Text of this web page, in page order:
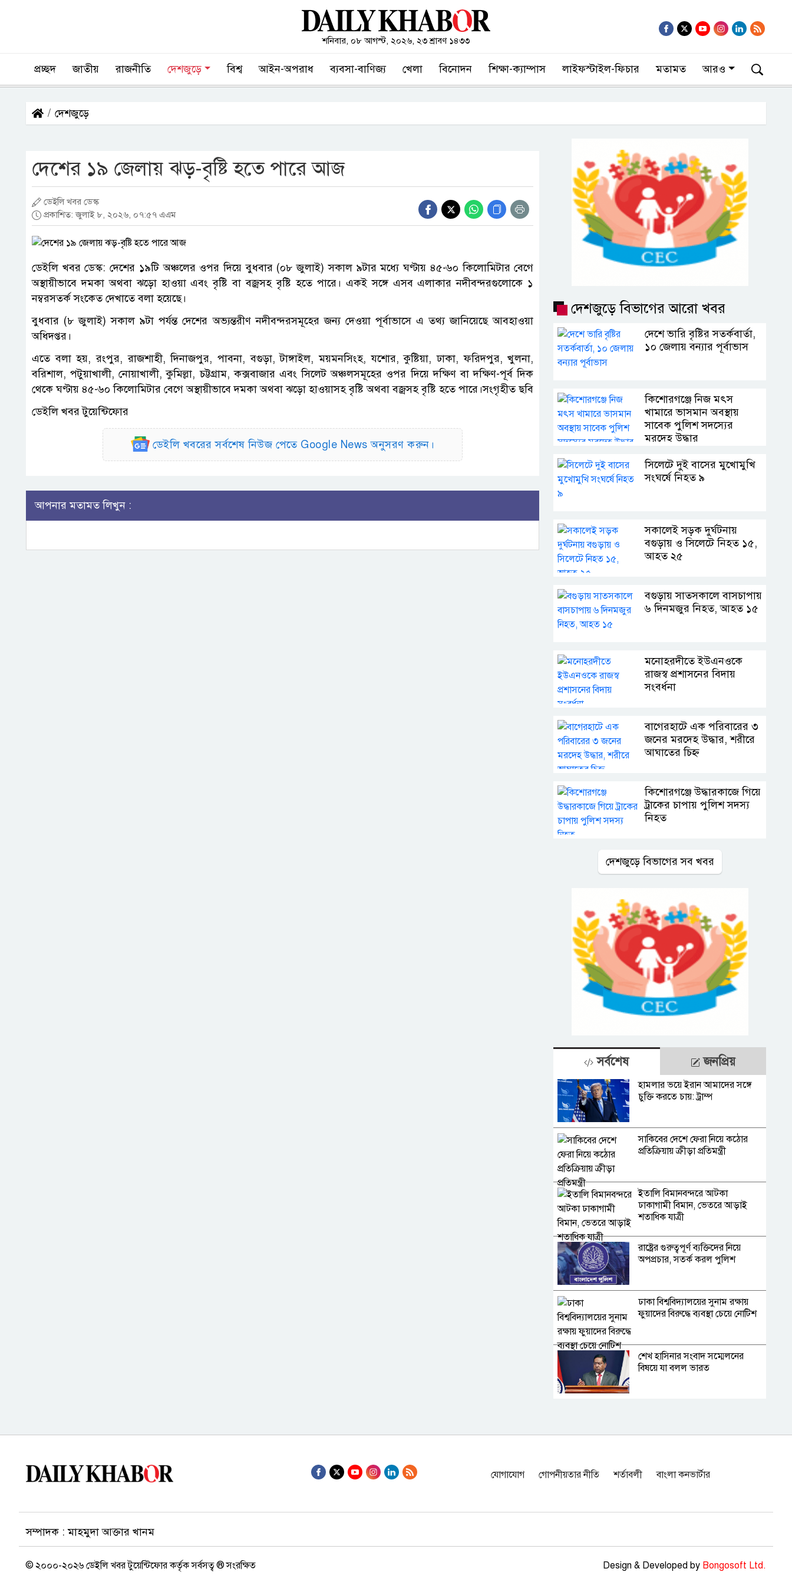
শনিবার, ০৮ আগস্ট, ২০২৬, ২৩ শ্রাবণ ১৪৩৩
প্রচ্ছদ জাতীয় রাজনীতি দেশজুড়ে বিশ্ব আইন-অপরাধ ব্যবসা-বাণিজ্য খেলা বিনোদন শিক্ষা-ক্যাম্পাস লাইফস্টাইল-ফিচার মতামত আরও
দেশজুড়ে
দেশের ১৯ জেলায় ঝড়-বৃষ্টি হতে পারে আজ
ডেইলি খবর ডেস্ক
প্রকাশিত: জুলাই ৮, ২০২৬, ০৭:৫৭ এএম
ডেইলি খবর ডেস্ক: দেশের ১৯টি অঞ্চলের ওপর দিয়ে বুধবার (০৮ জুলাই) সকাল ৯টার মধ্যে ঘণ্টায় ৪৫-৬০ কিলোমিটার বেগে
অস্থায়ীভাবে দমকা অথবা ঝড়ো হাওয়া এবং বৃষ্টি বা বজ্রসহ বৃষ্টি হতে পারে। একই সঙ্গে এসব এলাকার নদীবন্দরগুলোকে ১
নম্বরসতর্ক সংকেত দেখাতে বলা হয়েছে।
বুধবার (৮ জুলাই) সকাল ৯টা পর্যন্ত দেশের অভ্যন্তরীণ নদীবন্দরসমূহের জন্য দেওয়া পূর্বাভাসে এ তথ্য জানিয়েছে আবহাওয়া
অধিদপ্তর।
এতে বলা হয়, রংপুর, রাজশাহী, দিনাজপুর, পাবনা, বগুড়া, টাঙ্গাইল, ময়মনসিংহ, যশোর, কুষ্টিয়া, ঢাকা, ফরিদপুর, খুলনা,
বরিশাল, পটুয়াখালী, নোয়াখালী, কুমিল্লা, চট্টগ্রাম, কক্সবাজার এবং সিলেট অঞ্চলসমূহের ওপর দিয়ে দক্ষিণ বা দক্ষিণ-পূর্ব দিক
থেকে ঘণ্টায় ৪৫-৬০ কিলোমিটার বেগে অস্থায়ীভাবে দমকা অথবা ঝড়ো হাওয়াসহ বৃষ্টি অথবা বজ্রসহ বৃষ্টি হতে পারে।সংগৃহীত ছবি
ডেইলি খবর টুয়েন্টিফোর
ডেইলি খবরের সর্বশেষ নিউজ পেতে Google News অনুসরণ করুন।
আপনার মতামত লিখুন :
দেশজুড়ে বিভাগের আরো খবর
দেশে ভারি বৃষ্টির সতর্কবার্তা,
১০ জেলায় বন্যার পূর্বাভাস
কিশোরগঞ্জে নিজ মৎস
খামারে ভাসমান অবস্থায়
সাবেক পুলিশ সদস্যের
মরদেহ উদ্ধার
সিলেটে দুই বাসের মুখোমুখি
সংঘর্ষে নিহত ৯
সকালেই সড়ক দুর্ঘটনায়
বগুড়ায় ও সিলেটে নিহত ১৫,
আহত ২৫
বগুড়ায় সাতসকালে বাসচাপায়
৬ দিনমজুর নিহত, আহত ১৫
মনোহরদীতে ইউএনওকে
রাজস্ব প্রশাসনের বিদায়
সংবর্ধনা
বাগেরহাটে এক পরিবারের ৩
জনের মরদেহ উদ্ধার, শরীরে
আঘাতের চিহ্ন
কিশোরগঞ্জে উদ্ধারকাজে গিয়ে
ট্রাকের চাপায় পুলিশ সদস্য
নিহত
দেশজুড়ে বিভাগের সব খবর
সর্বশেষ জনপ্রিয়
হামলার ভয়ে ইরান আমাদের সঙ্গে
চুক্তি করতে চায়: ট্রাম্প
সাকিবের দেশে ফেরা নিয়ে কঠোর
প্রতিক্রিয়ায় ক্রীড়া প্রতিমন্ত্রী
ইতালি বিমানবন্দরে আটকা
ঢাকাগামী বিমান, ভেতরে আড়াই
শতাধিক যাত্রী
রাষ্ট্রের গুরুত্বপূর্ণ ব্যক্তিদের নিয়ে
অপপ্রচার, সতর্ক করল পুলিশ
ঢাকা বিশ্ববিদ্যালয়ের সুনাম রক্ষায়
ফুয়াদের বিরুদ্ধে ব্যবস্থা চেয়ে নোটিশ
শেখ হাসিনার সংবাদ সম্মেলনের
বিষয়ে যা বলল ভারত
ইস্যুতে উত্তেজনা বাড়ানোর ফাঁদে
হাম উপসর্গে ২৪ ঘন্টায় আরও ৩
যোগাযোগ গোপনীয়তার নীতি শর্তাবলী বাংলা কনভার্টার
সম্পাদক : মাহমুদা আক্তার খানম
© ২০০০-২০২৬ ডেইলি খবর টুয়েন্টিফোর কর্তৃক সর্বসত্ব ® সংরক্ষিত Design & Developed by Bongosoft Ltd.